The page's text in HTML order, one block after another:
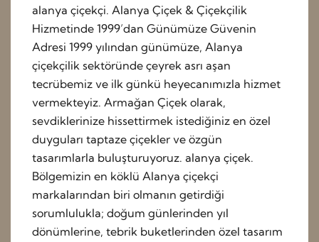
alanya çiçekçi. Alanya Çiçek & Çiçekçilik
Hizmetinde 1999’dan Günümüze Güvenin
Adresi 1999 yılından günümüze, Alanya
çiçekçilik sektöründe çeyrek asrı aşan
tecrübemiz ve ilk günkü heyecanımızla hizmet
vermekteyiz. Armağan Çiçek olarak,
sevdiklerinize hissettirmek istediğiniz en özel
duyguları taptaze çiçekler ve özgün
tasarımlarla buluşturuyoruz. alanya çiçek.
Bölgemizin en köklü Alanya çiçekçi
markalarından biri olmanın getirdiği
sorumlulukla; doğum günlerinden yıl
dönümlerine, tebrik buketlerinden özel tasarım